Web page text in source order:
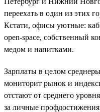
переехать в один из этих
Кстати, офисы уютные:
open-space, собственный
медом и напитками.
Зарплаты в целом
мониторит рынок и
отстают от среднего
за личные